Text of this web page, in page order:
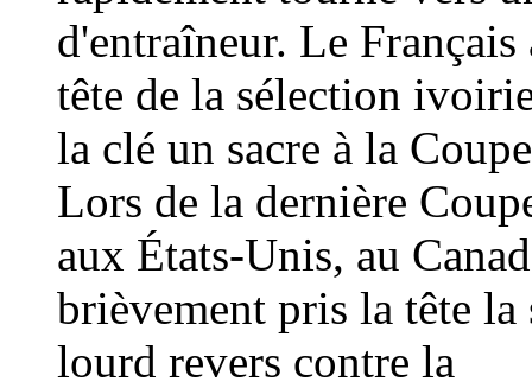
d'entraîneur. Le
tête de la sélection
la clé un sacre à la
Lors de la dernière
aux États-Unis, au
brièvement pris la tête
lourd revers contre la